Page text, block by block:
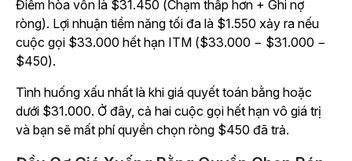
Điểm hòa vốn là $31.450 (Chạm thấp hơn + Ghi nợ
ròng). Lợi nhuận tiềm năng tối đa là $1.550 xảy ra nếu
cuộc gọi $33.000 hết hạn ITM ($33.000 − $31.000 −
$450).
Tình huống xấu nhất là khi giá quyết toán bằng hoặc
dưới $31.000. Ở đây, cả hai cuộc gọi hết hạn vô giá trị
và bạn sẽ mất phí quyền chọn ròng $450 đã trả.